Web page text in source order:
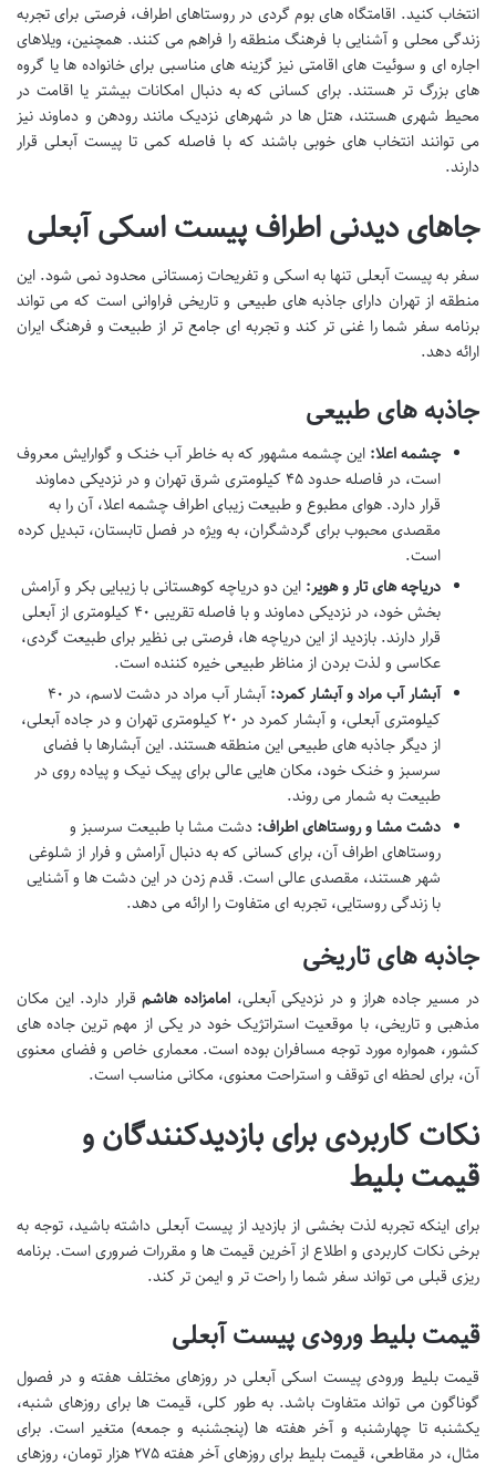
انتخاب کنید. اقامتگاه های بوم گردی در روستاهای اطراف، فرصتی برای تجربه
زندگی محلی و آشنایی با فرهنگ منطقه را فراهم می کنند. همچنین، ویلاهای
اجاره ای و سوئیت های اقامتی نیز گزینه های مناسبی برای خانواده ها یا گروه
های بزرگ تر هستند. برای کسانی که به دنبال امکانات بیشتر یا اقامت در
محیط شهری هستند، هتل ها در شهرهای نزدیک مانند رودهن و دماوند نیز
می توانند انتخاب های خوبی باشند که با فاصله کمی تا پیست آبعلی قرار
دارند.
جاهای دیدنی اطراف پیست اسکی آبعلی
سفر به پیست آبعلی تنها به اسکی و تفریحات زمستانی محدود نمی شود. این
منطقه از تهران دارای جاذبه های طبیعی و تاریخی فراوانی است که می تواند
برنامه سفر شما را غنی تر کند و تجربه ای جامع تر از طبیعت و فرهنگ ایران
ارائه دهد.
جاذبه های طبیعی
چشمه اعلا: این چشمه مشهور که به خاطر آب خنک و گوارایش معروف
است، در فاصله حدود ۴۵ کیلومتری شرق تهران و در نزدیکی دماوند
قرار دارد. هوای مطبوع و طبیعت زیبای اطراف چشمه اعلا، آن را به
مقصدی محبوب برای گردشگران، به ویژه در فصل تابستان، تبدیل کرده
است.
دریاچه های تار و هویر: این دو دریاچه کوهستانی با زیبایی بکر و آرامش
بخش خود، در نزدیکی دماوند و با فاصله تقریبی ۴۰ کیلومتری از آبعلی
قرار دارند. بازدید از این دریاچه ها، فرصتی بی نظیر برای طبیعت گردی،
عکاسی و لذت بردن از مناظر طبیعی خیره کننده است.
آبشار آب مراد و آبشار کمرد:
آبشار آب مراد در دشت لاسم، در ۴۰
کیلومتری آبعلی، و آبشار کمرد در ۲۰ کیلومتری تهران و در جاده آبعلی،
از دیگر جاذبه های طبیعی این منطقه هستند. این آبشارها با فضای
سرسبز و خنک خود، مکان هایی عالی برای پیک نیک و پیاده روی در
طبیعت به شمار می روند.
دشت مشا و روستاهای اطراف: دشت مشا با طبیعت سرسبز و
روستاهای اطراف آن، برای کسانی که به دنبال آرامش و فرار از شلوغی
شهر هستند، مقصدی عالی است. قدم زدن در این دشت ها و آشنایی
با زندگی روستایی، تجربه ای متفاوت را ارائه می دهد.
جاذبه های تاریخی
در مسیر جاده هراز و در نزدیکی آبعلی، امامزاده هاشمقرار دارد. این مکان
مذهبی و تاریخی، با موقعیت استراتژیک خود در یکی از مهم ترین جاده های
کشور، همواره مورد توجه مسافران بوده است. معماری خاص و فضای معنوی
آن، برای لحظه ای توقف و استراحت معنوی، مکانی مناسب است.
نکات کاربردی برای بازدیدکنندگان و
قیمت بلیط
برای اینکه تجربه لذت بخشی از بازدید از پیست آبعلی داشته باشید، توجه به
برخی نکات کاربردی و اطلاع از آخرین قیمت ها و مقررات ضروری است. برنامه
ریزی قبلی می تواند سفر شما را راحت تر و ایمن تر کند.
قیمت بلیط ورودی پیست آبعلی
قیمت بلیط ورودی پیست اسکی آبعلی در روزهای مختلف هفته و در فصول
گوناگون می تواند متفاوت باشد. به طور کلی، قیمت ها برای روزهای شنبه،
یکشنبه تا چهارشنبه و آخر هفته ها (پنجشنبه و جمعه) متغیر است. برای
مثال، در مقاطعی، قیمت بلیط برای روزهای آخر هفته ۲۷۵ هزار تومان، روزهای